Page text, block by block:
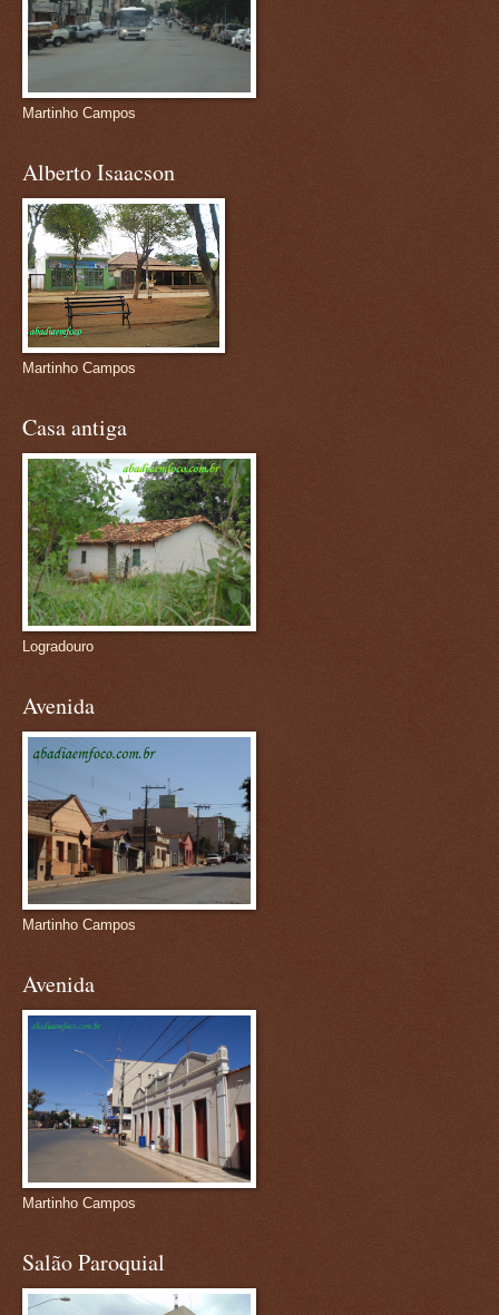
Martinho Campos
Alberto Isaacson
Martinho Campos
Casa antiga
Logradouro
Avenida
Martinho Campos
Avenida
Martinho Campos
Salão Paroquial